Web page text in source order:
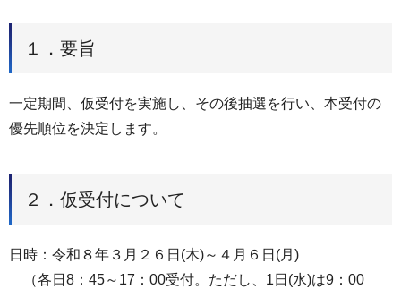
１．要旨
一定期間、仮受付を実施し、その後抽選を行い、本受付の
優先順位を決定します。
２．仮受付について
日時：令和８年３月２６日(木)～４月６日(月)
（各日8：45～17：00受付。ただし、1日(水)は9：00